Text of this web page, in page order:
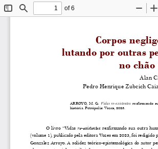
ToggleFind
of 6
Zoom
Corpos
lutando por outras
no chão
Alan
Pedro Henrique Zubcich
ARROYO,  M.  G. Vidas  re-existentes:  reafirmando
história. Petrópolis: Vozes, 2023.
O  livro  “Vidas re-existentes:  reafirmando  sua  outra
(volume 1), publicado pela editora Vozes em 2023, foi redigido
Gonzalez Arroyo. A solidez teórico-epistemológica do autor